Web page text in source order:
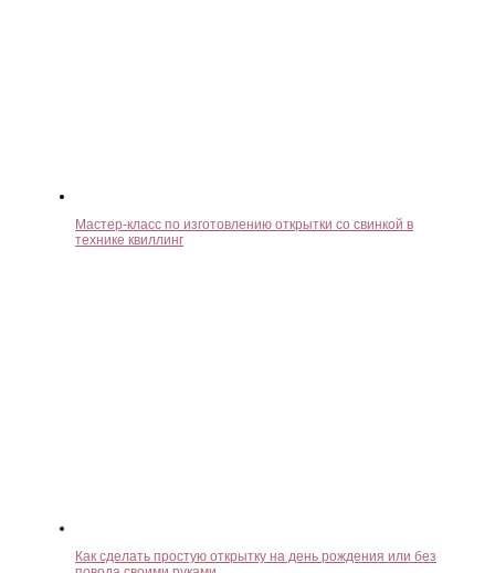
Мастер-класс по изготовлению открытки со свинкой в
технике квиллинг
Как сделать простую открытку на день рождения или без